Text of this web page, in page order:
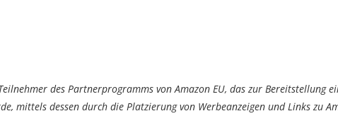
des Partnerprogramms von Amazon EU, das zur Bereitstellung
mittels dessen durch die Platzierung von Werbeanzeigen und Links zu